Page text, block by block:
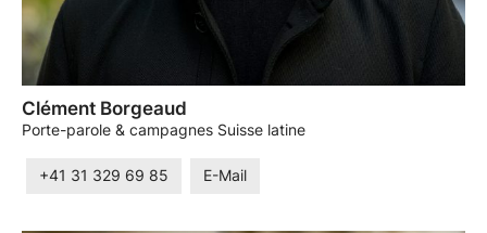
Clément Borgeaud
Porte-parole & campagnes Suisse latine
+41 31 329 69 85 E-Mail